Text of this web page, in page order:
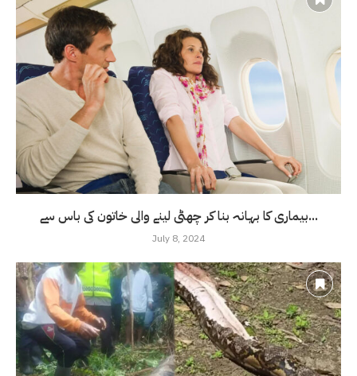
بیماری کا بہانہ بنا کر چھٹی لینے والی خاتون کی باس سے...
July 8, 2024